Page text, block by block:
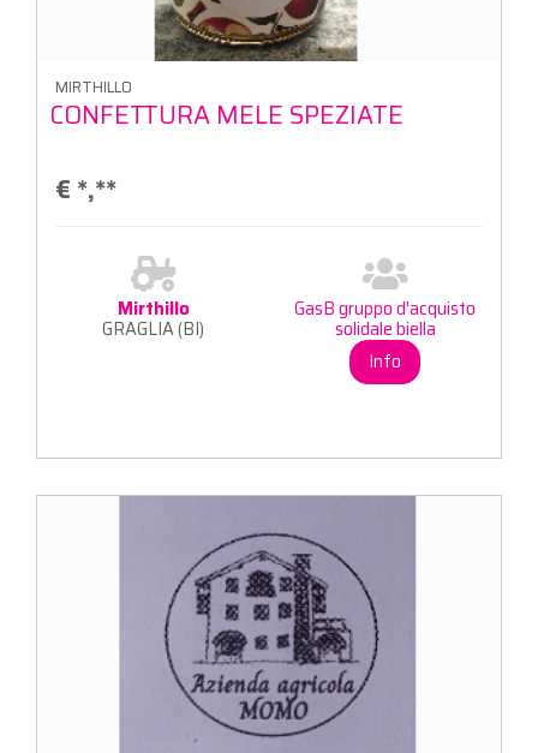
MIRTHILLO
CONFETTURA MELE SPEZIATE
€ *,**
Mirthillo
GRAGLIA (BI)
GasB gruppo d'acquisto
solidale biella
Info